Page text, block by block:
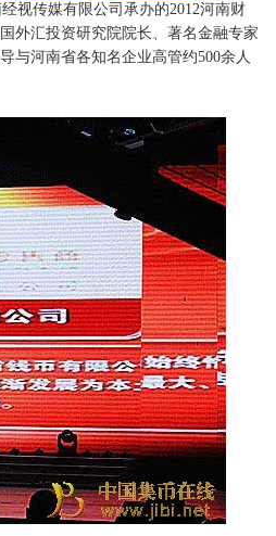
视传媒有限公司承办的2012河南财
外汇投资研究院院长、著名金融专家
与河南省各知名企业高管约500余人